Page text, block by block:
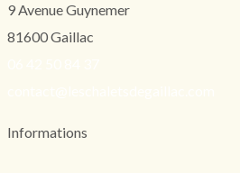
9 Avenue Guynemer
81600 Gaillac
Informations